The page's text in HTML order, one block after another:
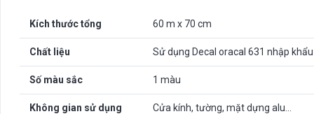
Kích thước tổng 60 m x 70 cm
Chất liệu Sử dụng Decal oracal 631 nhập
Số màu sắc 1 màu
Không gian sử dụng Cửa kính, tường, mặt dựng alu…